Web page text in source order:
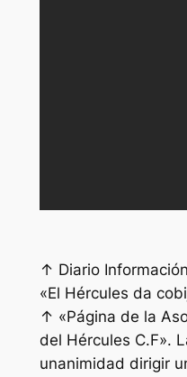
↑ Diario
«El Hércules da
↑ «Página de la
del Hércules C.F».
unanimidad dirigir